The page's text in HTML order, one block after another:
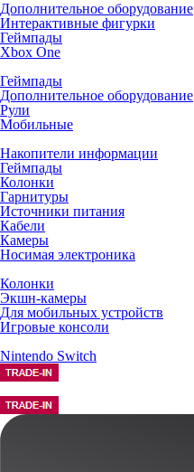
Дополнительное оборудование
Интерактивные фигурки
Геймпады
Xbox One
Геймпады
Дополнительное оборудование
Рули
Мобильные
Накопители информации
Геймпады
Колонки
Гарнитуры
Источники питания
Кабели
Камеры
Носимая электроника
Колонки
Экшн-камеры
Для мобильных устройств
Игровые консоли
Nintendo Switch